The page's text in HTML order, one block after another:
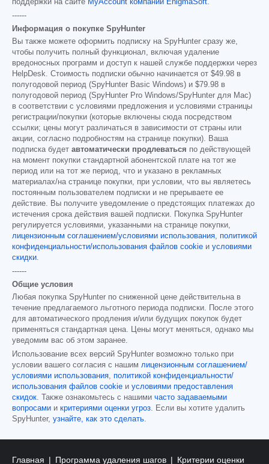
поддержки на сайте MyAccount компании EnigmaSoft.
------
Информация о покупке SpyHunter
Вы также можете оформить подписку на SpyHunter сразу же,
чтобы получить полный функционал, включая удаление
вредоносных программ и доступ к нашей службе поддержки через
HelpDesk. Стоимость подписки обычно начинается от $49.98 в
полугодовой период (SpyHunter Basic Windows) и $79.98 в
полугодовой период (SpyHunter Pro Windows/SpyHunter для Mac)
в соответствии с условиями предложения и условиями страницы
регистрации/покупки (которые включены сюда посредством
ссылки; цены могут различаться в зависимости от страны или
акции, согласно подробностям на странице покупки). Ваша
подписка будет автоматически продлеваться по действующей
на момент покупки стандартной абонентской плате на тот же
период или на тот же период, что и указано в рекламных
материалах/на странице покупки, при условии, что вы являетесь
постоянным пользователем подписки и не прерываете ее
действие. Вы получите уведомление о предстоящих платежах до
истечения срока действия вашей подписки. Покупка SpyHunter
регулируется условиями, указанными на странице покупки,
лицензионным соглашением/условиями использования, политикой
конфиденциальности/использования файлов cookie и условиями
скидки.
------
Общие условия
Любая покупка SpyHunter по сниженной цене действительна в
течение предлагаемого льготного периода подписки. После этого
для автоматического продления и/или будущих покупок будет
применяться стандартная цена. Цены могут меняться, однако мы
уведомим вас об этом заранее.
Использование всех версий SpyHunter возможно только при
условии вашего согласия с нашим лицензионным соглашением/
условиями использования, политикой конфиденциальности/
использования файлов cookie и условиями предоставления
скидок. Также ознакомьтесь с нашими часто задаваемыми
вопросами и критериями оценки угроз. Если вы хотите удалить
SpyHunter, узнайте, как это сделать.
Главная Программа удаления шагов Критерии оценки